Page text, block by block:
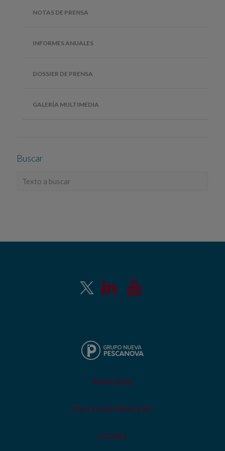
NOTAS DE PRENSA
INFORMES ANUALES
DOSSIER DE PRENSA
GALERÍA MULTIMEDIA
Buscar
AVISO LEGAL
POLÍTICA DE PRIVACIDAD
COOKIES